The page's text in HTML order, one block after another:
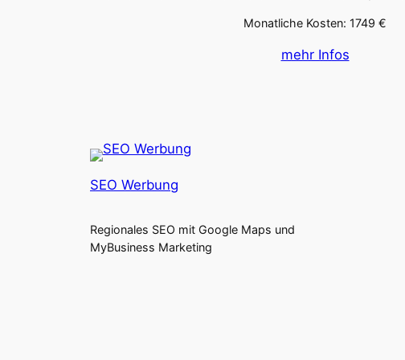
Monatliche Kosten: 1749 €
mehr Infos
SEO Werbung
Regionales SEO mit Google Maps und
MyBusiness Marketing